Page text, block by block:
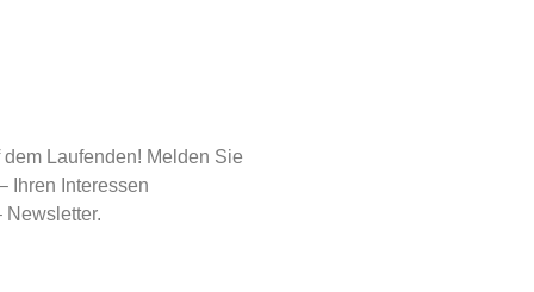
Laufenden! Melden Sie
Ihren Interessen
Newsletter.